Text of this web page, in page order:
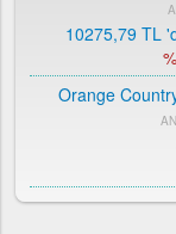
10275,79 TL
Orange
ROYAL